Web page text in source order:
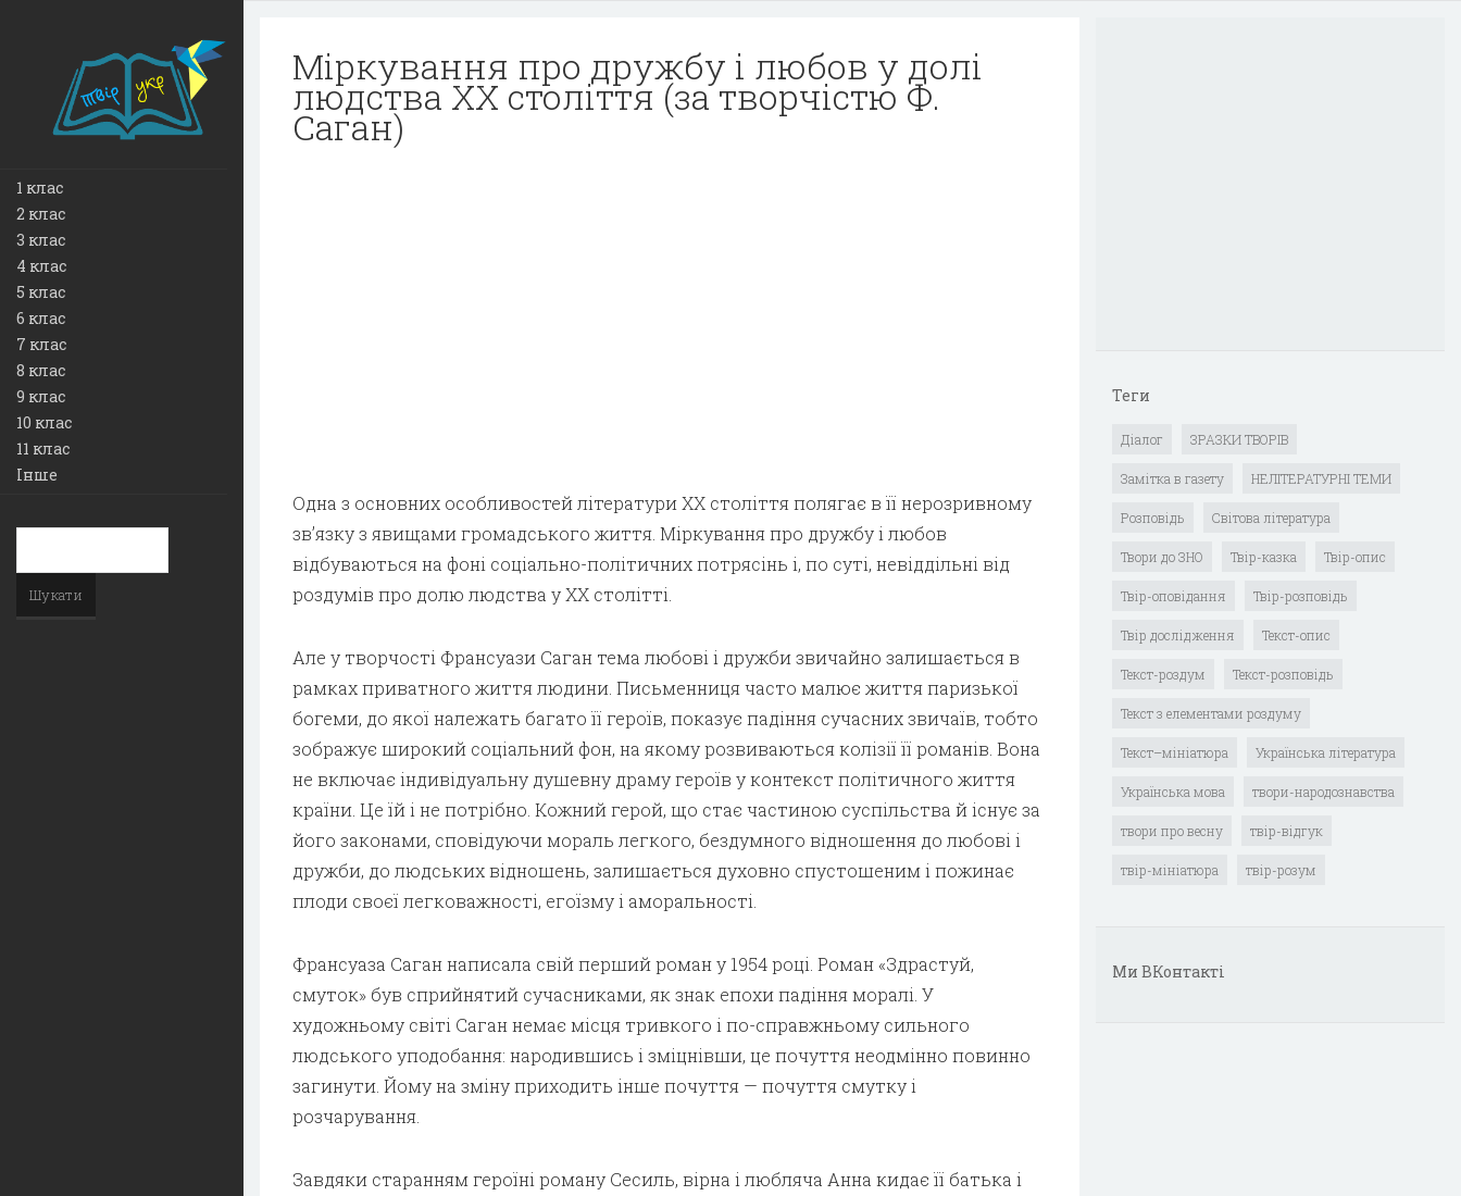
1 клас
2 клас
3 клас
4 клас
5 клас
6 клас
7 клас
8 клас
9 клас
10 клас
11 клас
Інше
Міркування про дружбу і любов у долі
людства XX століття (за творчістю Ф.
Саган)
Одна з основних особливостей літератури XX століття полягає в її нерозривному
зв’язку з явищами громадського життя. Міркування про дружбу і любов
відбуваються на фоні соціально-політичних потрясінь і, по суті, невіддільні від
роздумів про долю людства у XX столітті.
Але у творчості Франсуази Саган тема любові і дружби звичайно залишається в
рамках приватного життя людини. Письменниця часто малює життя паризької
богеми, до якої належать багато її героїв, показує падіння сучасних звичаїв, тобто
зображує широкий соціальний фон, на якому розвиваються колізії її романів. Вона
не включає індивідуальну душевну драму героїв у контекст політичного життя
країни. Це їй і не потрібно. Кожний герой, що стає частиною суспільства й існує за
його законами, сповідуючи мораль легкого, бездумного відношення до любові і
дружби, до людських відношень, залишається духовно спустошеним і пожинає
плоди своєї легковажності, егоїзму і аморальності.
Франсуаза Саган написала свій перший роман у 1954 році. Роман «Здрастуй,
смуток» був сприйнятий сучасниками, як знак епохи падіння моралі. У
художньому світі Саган немає місця тривкого і по-справжньому сильного
людського уподобання: народившись і зміцнівши, це почуття неодмінно повинно
загинути. Йому на зміну приходить інше почуття — почуття смутку і
розчарування.
Завдяки старанням героїні роману Сесиль, вірна і любляча Анна кидає її батька і
Теги
Діалог ЗРАЗКИ ТВОРІВ
Замітка в газету НЕЛІТЕРАТУРНІ ТЕМИ
Розповідь Світова література
Твори до ЗНО Твір-казка Твір-опис
Твір-оповідання Твір-розповідь
Твір дослідження Текст-опис
Текст-роздум Текст-розповідь
Текст з елементами роздуму
Текст–мініатюра Українська література
Українська мова твори-народознавства
твори про весну твір-відгук
твір-мініатюра твір-розум
Ми ВКонтакті